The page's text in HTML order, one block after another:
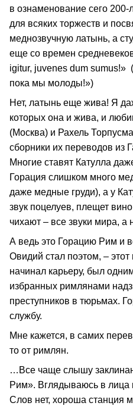
в ознаменование сего
для всяких торжеств и
меднозвучную латынь, а
еще со времен
igitur, juvenes dum sumus!»
пока мы молоды!»)
Нет, латынь еще жива! Я
которых она и жива, и
(Москва) и Рахель
сборники их переводов из
Многие ставят Катулла
Горация слишком много
даже медные груди), а у
звук поцелуев, плещет
чихают – все звуки мира, а
А ведь это Горацию Рим и
Овидий стал поэтом, –
начинал карьеру, был
избранных римлянами
преступников в тюрьмах.
службу.
Мне кажется, в самих
то от римлян.
…Все чаще слышу
Рим». Вглядываюсь в
Слов нет, хороша станция